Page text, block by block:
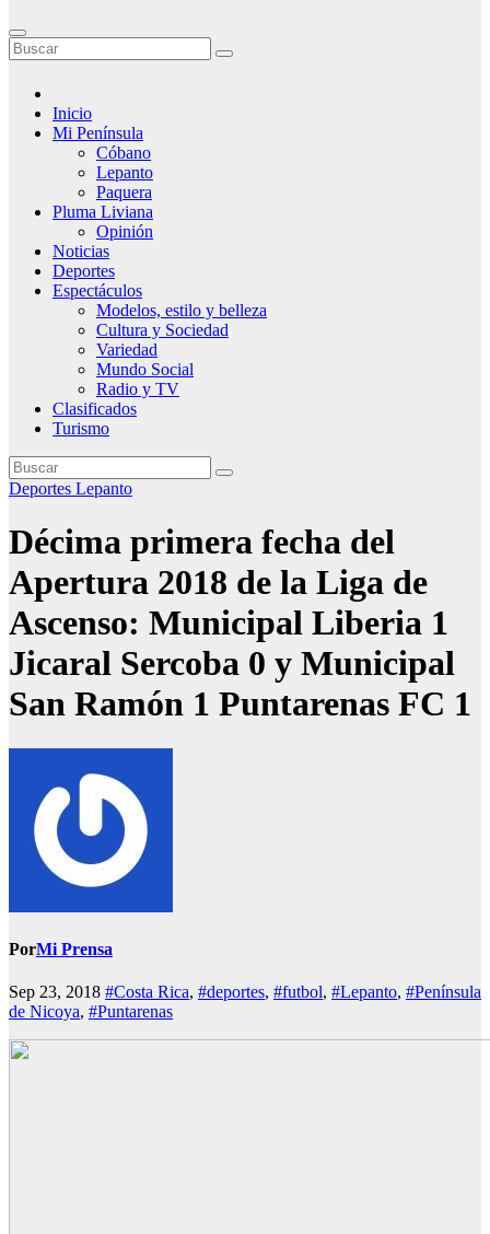
Inicio
Mi Península
Cóbano
Lepanto
Paquera
Pluma Liviana
Opinión
Noticias
Deportes
Espectáculos
Modelos, estilo y belleza
Cultura y Sociedad
Variedad
Mundo Social
Radio y TV
Clasificados
Turismo
Deportes Lepanto
Décima primera fecha del
Apertura 2018 de la Liga de
Ascenso: Municipal Liberia 1
Jicaral Sercoba 0 y Municipal
San Ramón 1 Puntarenas FC 1
PorMi Prensa
Sep 23, 2018 #Costa Rica, #deportes, #futbol, #Lepanto, #Península
de Nicoya, #Puntarenas